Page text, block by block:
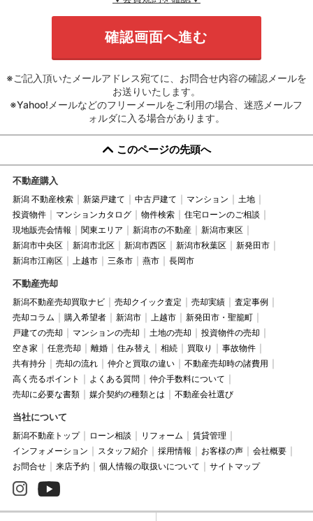
※ご記入頂いたメールアドレス宛てに、お問合せ内容の確認メールを
お送りいたします。
※Yahoo!メールなどのフリーメールをご利用の場合、迷惑メールフ
ォルダに入る場合があります。
このページの先頭へ
不動産購入
新潟 不動産検索 新築戸建て 中古戸建て マンション
土地
投資物件
マンションカタログ 物件検索
住宅ローンのご相談
現地販売会情報
関東エリア 新潟市の不動産
新潟市東区
新潟市中央区
新潟市北区 新潟市西区 新潟市秋葉区
新発田市
新潟市江南区
上越市 三条市 燕市 長岡市
不動産売却
新潟不動産売却買取ナビ 売却クイック査定 売却実績
査定事例
売却コラム
購入希望者 新潟市 上越市
新発田市・聖籠町
戸建ての売却
マンションの売却 土地の売却
投資物件の売却
空き家
任意売却 離婚 住み替え 相続 買取り
事故物件
共有持分
売却の流れ 仲介と買取の違い
不動産売却時の諸費用
高く売るポイント
よくある質問
仲介手数料について
売却に必要な書類
媒介契約の種類とは 不動産会社選び
当社について
新潟不動産トップ ローン相談 リフォーム
賃貸管理
インフォメーション
スタッフ紹介 採用情報 お客様の声
会社概要
お問合せ
来店予約 個人情報の取扱いについて サイトマップ